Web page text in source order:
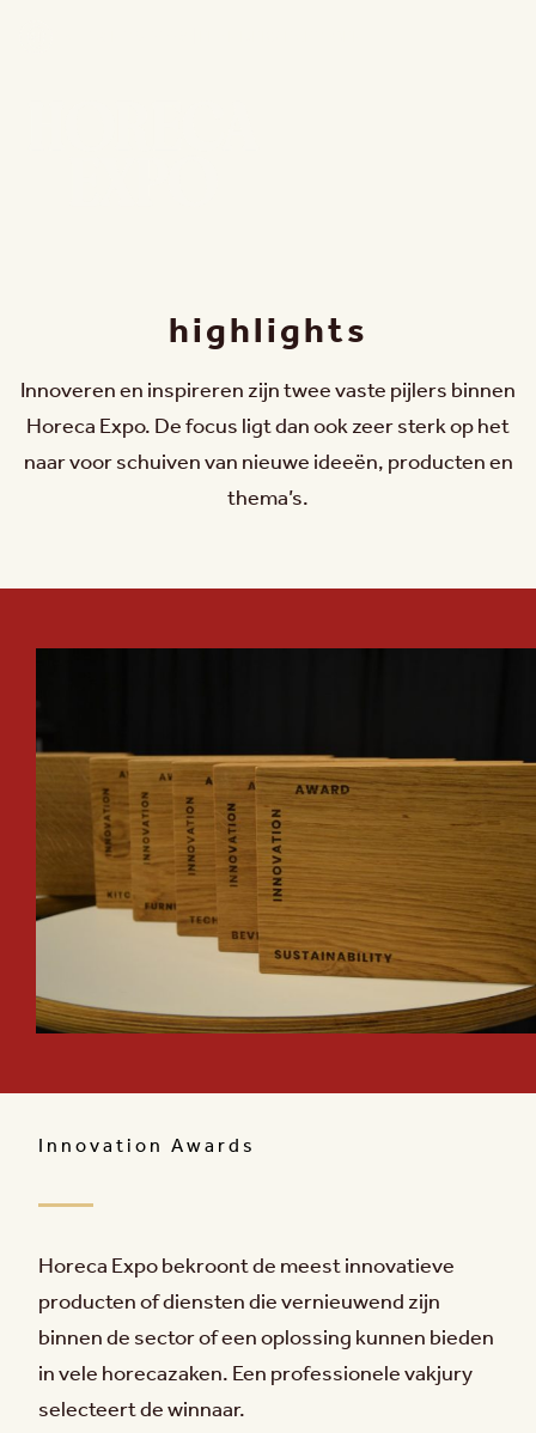
highlights
Innoveren en inspireren zijn twee vaste pijlers binnen
Horeca Expo. De focus ligt dan ook zeer sterk op het
naar voor schuiven van nieuwe ideeën, producten en
thema’s.
Innovation Awards
Horeca Expo bekroont de meest innovatieve
producten of diensten die vernieuwend zijn
binnen de sector of een oplossing kunnen bieden
in vele horecazaken. Een professionele vakjury
selecteert de winnaar.